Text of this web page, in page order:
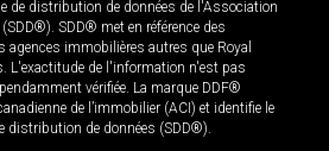
de distribution de données de l'Association
SDD® met en référence des
immobilières autres que Royal
L'exactitude de l'information n'est pas
vérifiée. La marque DDF®
de l’immobilier (ACI) et identifie le
distribution de données (SDD®).